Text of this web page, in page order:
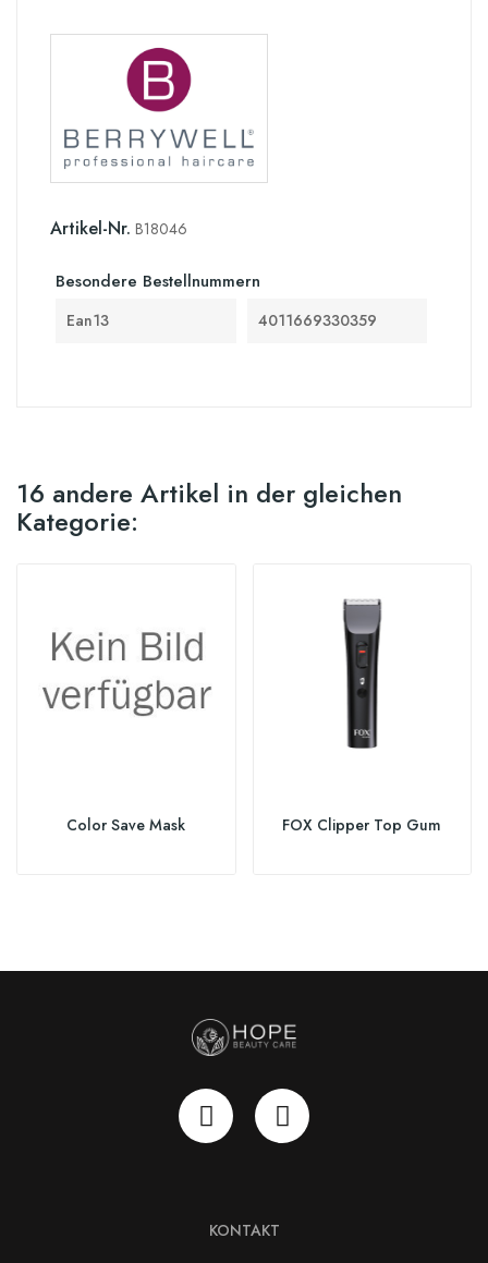
Artikel-Nr. B18046
Besondere Bestellnummern
Ean13 4011669330359
16 andere Artikel in der gleichen
Kategorie:
Color Save Mask FOX Clipper Top Gum
KONTAKT